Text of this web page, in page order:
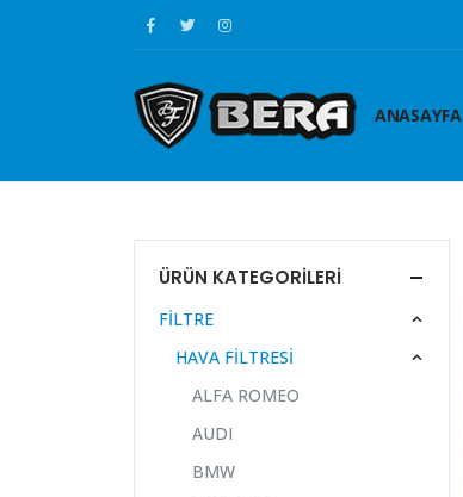
ANASAYFA
ÜRÜN KATEGORILERI
FİLTRE
HAVA FİLTRESİ
ALFA ROMEO
AUDI
BMW